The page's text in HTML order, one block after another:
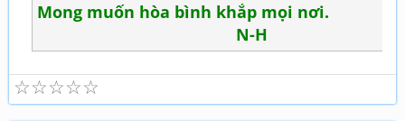
Mong muốn hòa bình khắp mọi nơi.
N-H
☆
☆
☆
☆
☆